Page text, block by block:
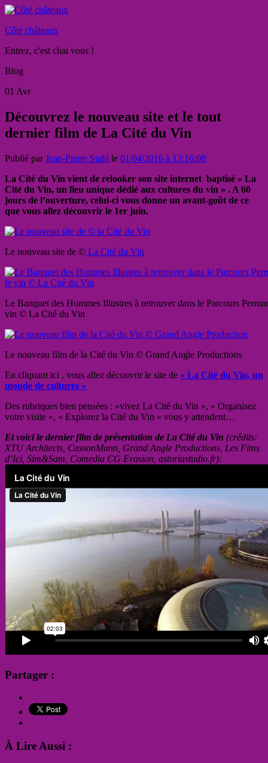
Côté châteaux
Entrez, c'est chai vous !
Blog
01 Avr
Découvrez le nouveau site et le tout
dernier film de La Cité du Vin
Publié parJean-Pierre Stahl le 01/04/2016 à 13:16:08
La Cité du Vin vient de relooker son site internet baptisé « La
Cité du Vin, un lieu unique dédié aux cultures du vin » . A 60
jours de l’ouverture, celui-ci vous donne un avant-goût de ce
que vous allez découvrir le 1er juin.
Le nouveau site de © La Cité du Vin
Le Banquet des Hommes Illustres à retrouver dans le Parcours
vin © La Cité du Vin
Le nouveau film de la Cité du Vin © Grand Angle Productions
En cliquant ici , vous allez découvrir le site de « La Cité du Vin, un
monde de cultures »
Des rubriques bien pensées : »vivez La Cité du Vin », « Organisez
votre visite », « Explorez la Cité du Vin » vous y attendent…
Et voici le dernier film de présentation de La Cité du Vin (crédits:
XTU Architects, CassonMann, Grand Angle Productions, Les Fims
d’Ici, Sim&Sam, Comedia CG Evasion, astoriastudio.fr):
Partager :
À Lire Aussi :